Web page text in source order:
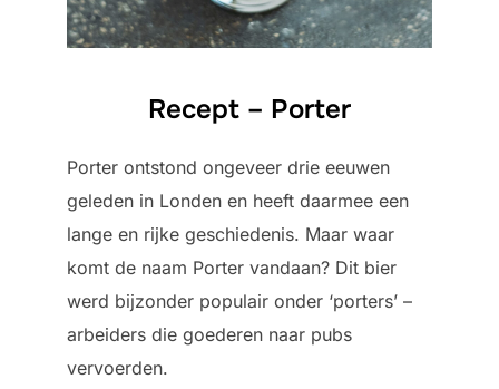
Recept – Porter
Porter ontstond ongeveer drie eeuwen
geleden in Londen en heeft daarmee een
lange en rijke geschiedenis. Maar waar
komt de naam Porter vandaan? Dit bier
werd bijzonder populair onder ‘porters’ –
arbeiders die goederen naar pubs
vervoerden.